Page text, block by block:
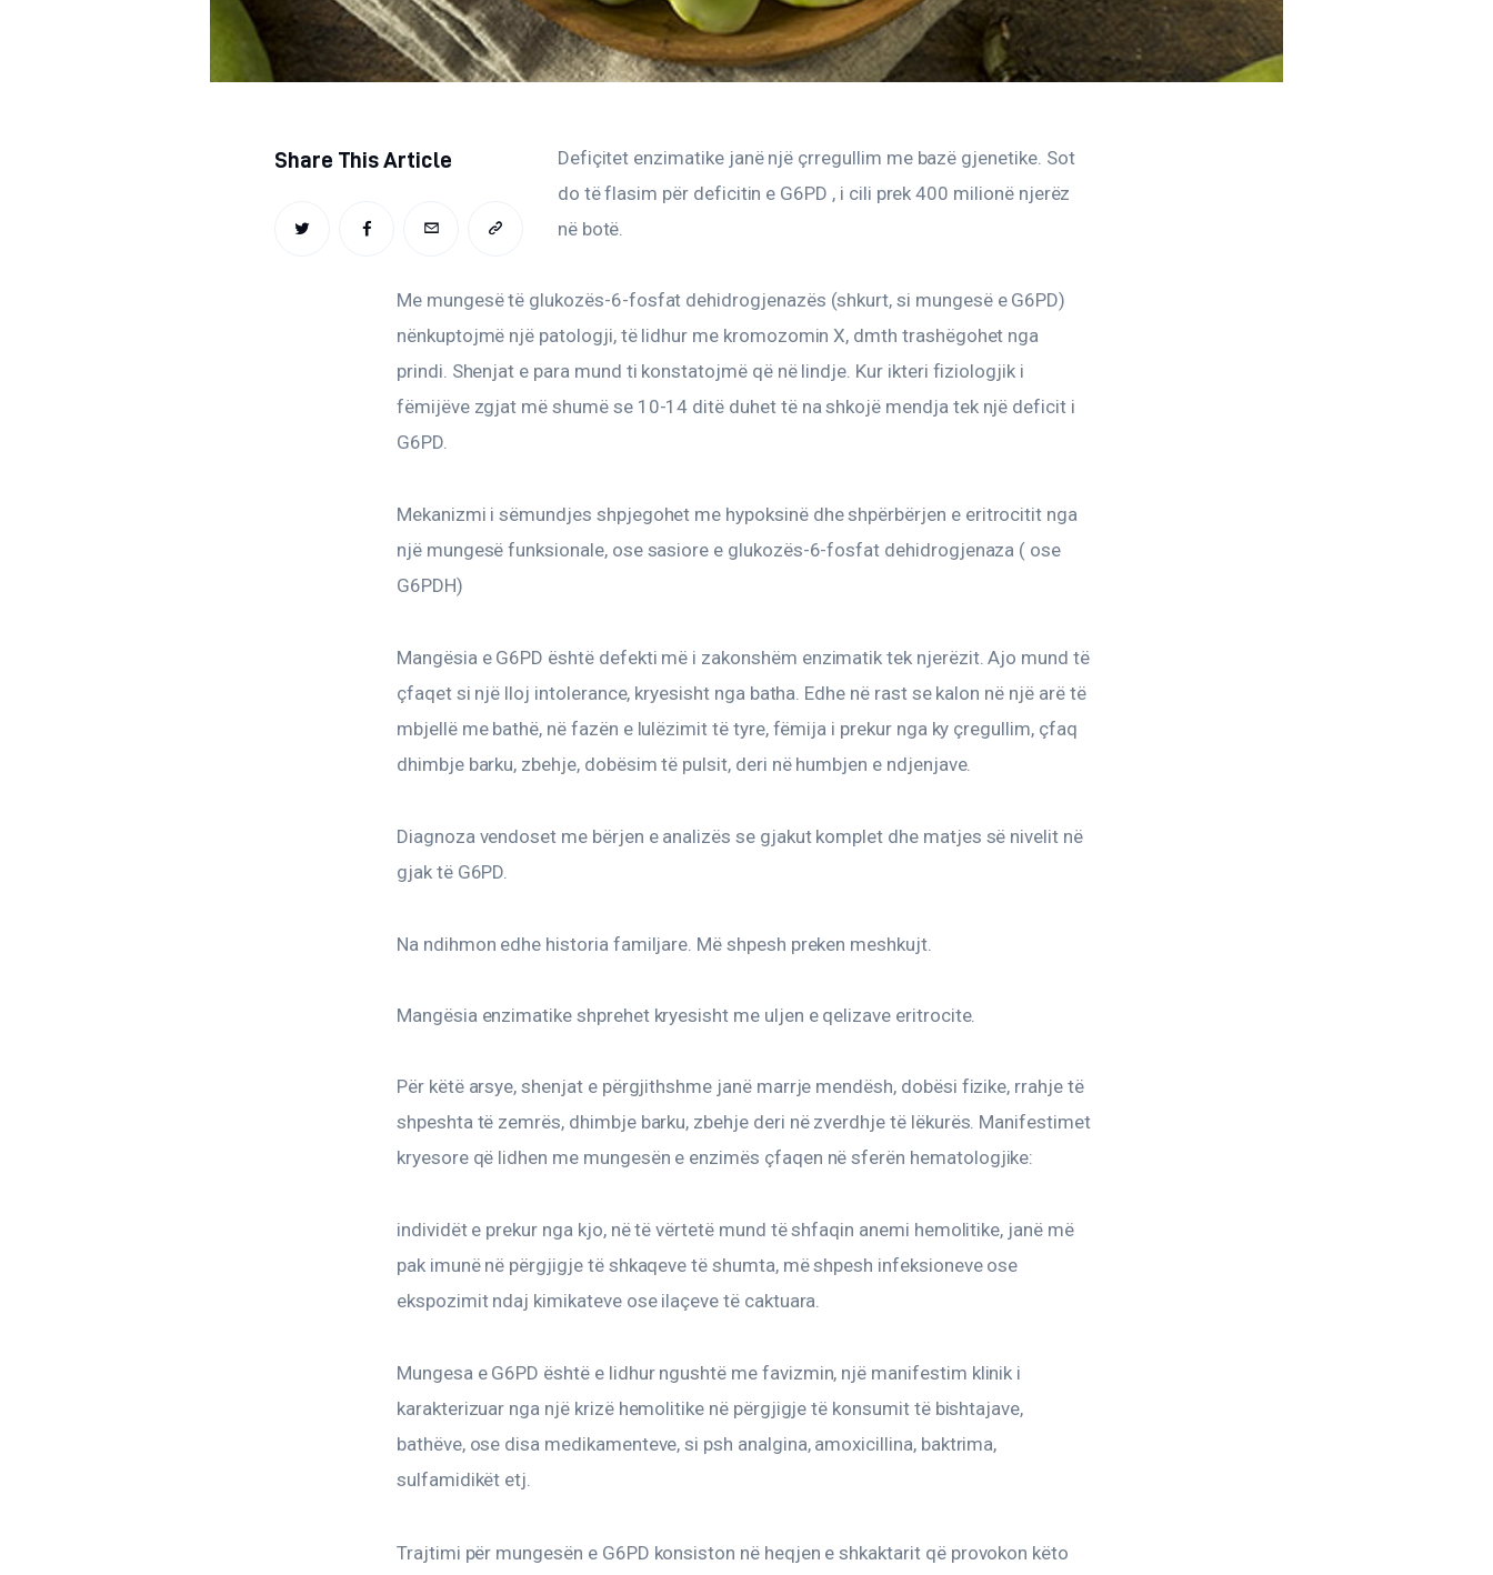
Të njohim ilaçet/suplementet
Share This Article
TWITTERFACEBOOKEMAIL COPY
TO
Defiçitet enzimatike janë një çrregullim me bazë gjenetike. Sot
do të flasim për deficitin e G6PD , i cili prek 400 milionë njerëz
në botë.
Me mungesë të glukozës-6-fosfat dehidrogjenazës (shkurt, si mungesë e G6PD)
nënkuptojmë një patologji, të lidhur me kromozomin X, dmth trashëgohet nga
prindi. Shenjat e para mund ti konstatojmë që në lindje. Kur ikteri fiziologjik i
fëmijëve zgjat më shumë se 10-14 ditë duhet të na shkojë mendja tek një deficit i
G6PD.
Mekanizmi i sëmundjes shpjegohet me hypoksinë dhe shpërbërjen e eritrocitit nga
një mungesë funksionale, ose sasiore e glukozës-6-fosfat dehidrogjenaza ( ose
G6PDH)
Mangësia e G6PD është defekti më i zakonshëm enzimatik tek njerëzit. Ajo mund të
çfaqet si një lloj intolerance, kryesisht nga batha. Edhe në rast se kalon në një arë të
mbjellë me bathë, në fazën e lulëzimit të tyre, fëmija i prekur nga ky çregullim, çfaq
dhimbje barku, zbehje, dobësim të pulsit, deri në humbjen e ndjenjave.
Diagnoza vendoset me bërjen e analizës se gjakut komplet dhe matjes së nivelit në
gjak të G6PD.
Na ndihmon edhe historia familjare. Më shpesh preken meshkujt.
Mangësia enzimatike shprehet kryesisht me uljen e qelizave eritrocite.
Për këtë arsye, shenjat e përgjithshme janë marrje mendësh, dobësi fizike, rrahje të
shpeshta të zemrës, dhimbje barku, zbehje deri në zverdhje të lëkurës. Manifestimet
kryesore që lidhen me mungesën e enzimës çfaqen në sferën hematologjike:
individët e prekur nga kjo, në të vërtetë mund të shfaqin anemi hemolitike, janë më
pak imunë në përgjigje të shkaqeve të shumta, më shpesh infeksioneve ose
ekspozimit ndaj kimikateve ose ilaçeve të caktuara.
Mungesa e G6PD është e lidhur ngushtë me favizmin, një manifestim klinik i
karakterizuar nga një krizë hemolitike në përgjigje të konsumit të bishtajave,
bathëve, ose disa medikamenteve, si psh analgina, amoxicillina, baktrima,
sulfamidikët etj.
Trajtimi për mungesën e G6PD konsiston në heqjen e shkaktarit që provokon këto